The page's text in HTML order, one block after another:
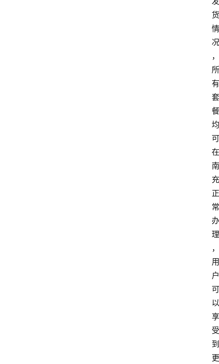
货
情
况
，
所
有
套
餐
均
可
在
南
充
正
常
办
理
，
用
户
可
以
享
受
到
更